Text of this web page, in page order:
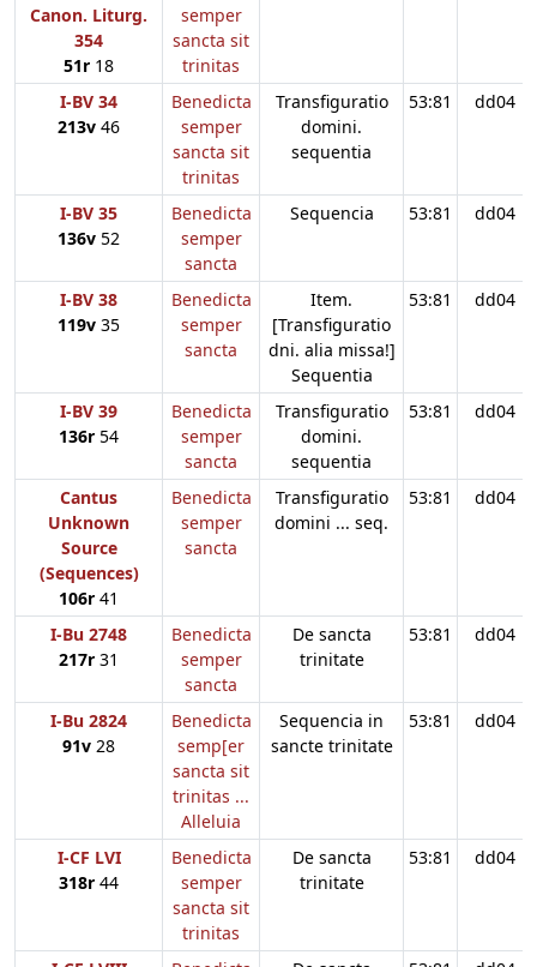
Canon. Liturg.
354
51r 18
semper
sancta sit
trinitas
I-BV 34
213v 46
Benedicta
semper
sancta sit
trinitas
Transfiguratio
domini.
sequentia
53:81 dd04
I-BV 35
136v 52
Benedicta
semper
sancta
Sequencia 53:81 dd04
I-BV 38
119v 35
Benedicta
semper
sancta
Item.
[Transfiguratio
dni. alia missa!]
Sequentia
53:81 dd04
I-BV 39
136r 54
Benedicta
semper
sancta
Transfiguratio
domini.
sequentia
53:81 dd04
Cantus
Unknown
Source
(Sequences)
106r 41
Benedicta
semper
sancta
Transfiguratio
domini ... seq.
53:81 dd04
I-Bu 2748
217r 31
Benedicta
semper
sancta
De sancta
trinitate
53:81 dd04
I-Bu 2824
91v 28
Benedicta
semp[er
sancta sit
trinitas ...
Alleluia
Sequencia in
sancte trinitate
53:81 dd04
I-CF LVI
318r 44
Benedicta
semper
sancta sit
trinitas
De sancta
trinitate
53:81 dd04